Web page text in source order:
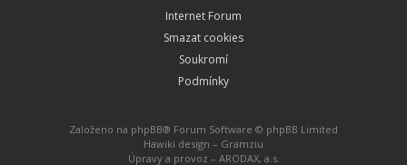
Internet Forum
Smazat cookies
Soukromí
Podmínky
Založeno na phpBB® Forum Software © phpBB Limited
Hawiki design – Gramziu
Úpravy a provoz – ARODAX, a.s.